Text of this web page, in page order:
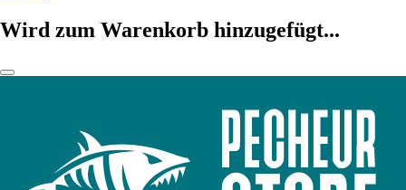
Wird zum Warenkorb hinzugefügt...